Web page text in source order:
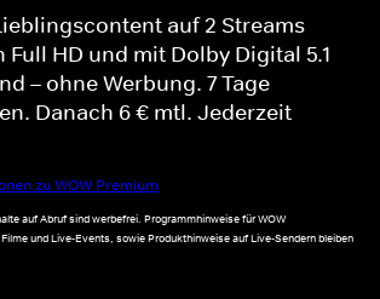
auf 2 Streams
HD und mit Dolby Digital 5.1
– ohne Werbung. 7 Tage
Danach 6 € mtl. Jederzeit
zu WOW Premium
auf Abruf sind werbefrei. Programmhinweise für WOW
und Live-Events, sowie Produkthinweise auf Live-Sendern bleiben